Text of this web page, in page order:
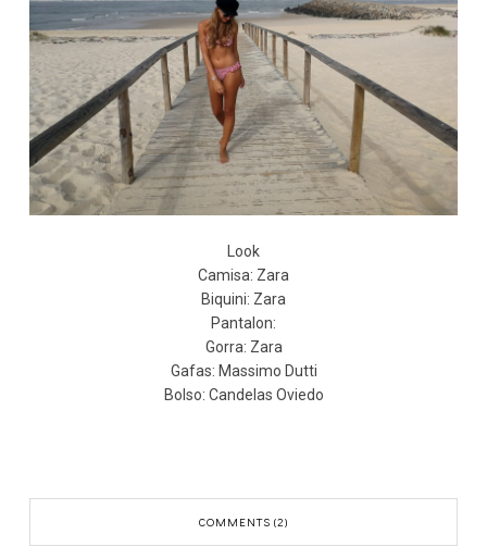
Look
Camisa: Zara
Biquini: Zara
Pantalon:
Gorra: Zara
Gafas: Massimo Dutti
Bolso: Candelas Oviedo
COMMENTS (2)